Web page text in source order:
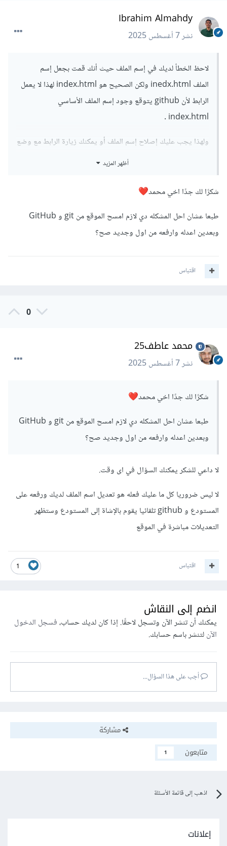
Ibrahim Almahdy
نشر7 أغسطس 2025
لاحظ الخطأ لديك في إسم الملف حيث أنك قمت بجعل إسم
الملف inedx.html ولكن الصحيح هو index.html لهذا لا يعمل
الرابط لأن github يتوقع وجود إسم الملف الأساسي
index.html .
ولهذا يجب عليك إصلاح إسم الملف أو يمكنك زيارة الرابط مع وضع
almahdy.github.io/website3/inedx.html
أظهر المزيد
شكرًا لك جدًا اخي محمد❤️
طبعا عشان احل المشكله دي لازم امسح الموقع من git و GitHub
وبعدين اعدله وارفعه من اول وجديد صح؟
اقتباس
0
محمد عاطف25
نشر7 أغسطس 2025
شكرًا لك جدًا اخي محمد❤️
طبعا عشان احل المشكله دي لازم امسح الموقع من git و GitHub
وبعدين اعدله وارفعه من اول وجديد صح؟
لا داعي للشكر يمكنك السؤال في اى وقت.
لا ليس ضروريا كل ما عليك فعله هو تعديل اسم الملف لديك ورفعه على
المستودع و github تلقائيا يقوم بالإشاة إلى المستودع وستظهر
التعديلات مباشرة في الموقع
1 اقتباس
انضم إلى النقاش
يمكنك أن تنشر الآن وتسجل لاحقًا. إذا كان لديك حساب،فسجل الدخول
الآنلتنشر باسم حسابك.
أجب على هذا السؤال...
مشاركة
متابعون
1
اذهب إلى قائمة الأسئلة
إعلانات